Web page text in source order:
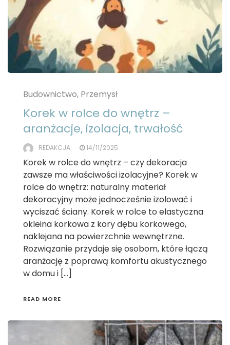
Budownictwo, Przemysł
Korek w rolce do wnętrz –
aranżacje, izolacja, trwałość
REDAKCJA 14/11/2025
Korek w rolce do wnętrz – czy dekoracja
zawsze ma właściwości izolacyjne? Korek w
rolce do wnętrz: naturalny materiał
dekoracyjny może jednocześnie izolować i
wyciszać ściany. Korek w rolce to elastyczna
okleina korkowa z kory dębu korkowego,
naklejana na powierzchnie wewnętrzne.
Rozwiązanie przydaje się osobom, które łączą
aranżację z poprawą komfortu akustycznego
w domu i […]
READ MORE